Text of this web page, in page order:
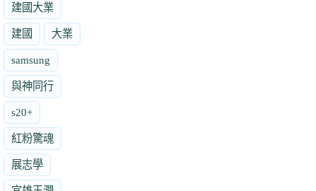
建國大業
建國 大業
samsung
與神同行
s20+
紅粉驚魂
展志學